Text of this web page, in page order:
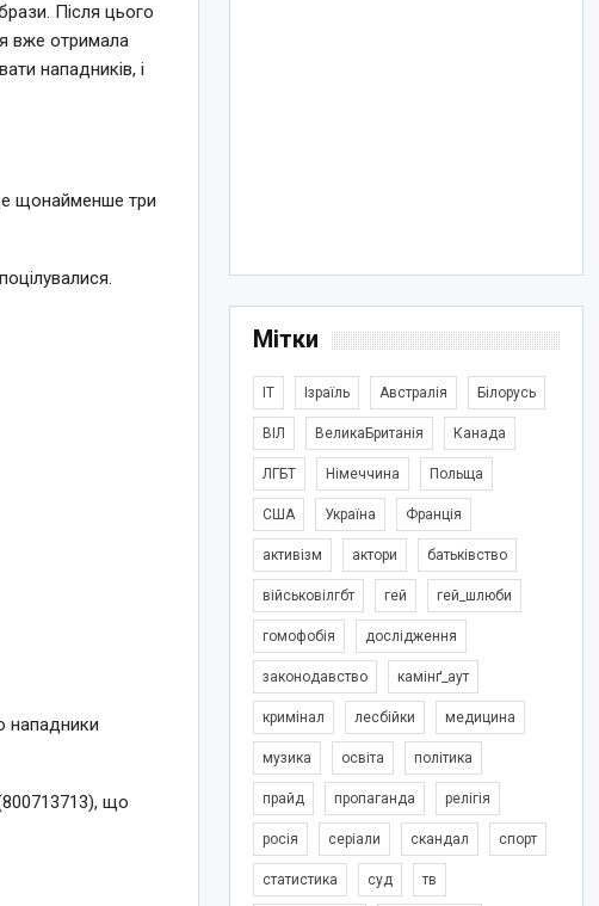
Після цього
вже отримала
нападників, і
щонайменше три
нападники
що
Мітки
IT Ізраїль Австралія Білорусь
ВІЛ ВеликаБританія Канада
ЛГБТ Німеччина Польща
США Україна Франція
активізм актори батьківство
військовілгбт гей гей_шлюби
гомофобія дослідження
законодавство камінґ_аут
кримінал лесбійки медицина
музика освіта політика
прайд пропаганда релігія
росія серіали скандал спорт
статистика суд тв